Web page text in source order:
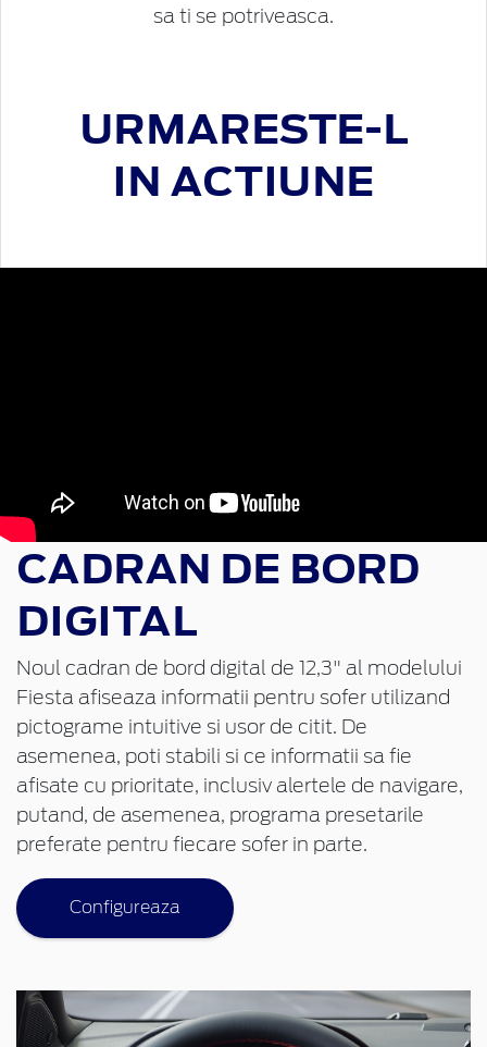
sa ti se potriveasca.
URMARESTE-L
IN ACTIUNE
CADRAN DE BORD
DIGITAL
Noul cadran de bord digital de 12,3" al modelului
Fiesta afiseaza informatii pentru sofer utilizand
pictograme intuitive si usor de citit. De
asemenea, poti stabili si ce informatii sa fie
afisate cu prioritate, inclusiv alertele de navigare,
putand, de asemenea, programa presetarile
preferate pentru fiecare sofer in parte.
Configureaza